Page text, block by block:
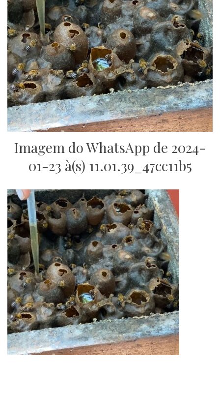
Imagem do WhatsApp de 2024-
01-23 à(s) 11.01.39_47cc11b5